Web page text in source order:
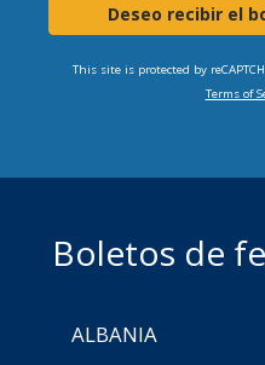
Deseo recibir el
This site is protected by
Terms of
Boletos de
ALBANIA